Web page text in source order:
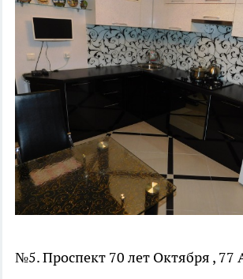
№5. Проспект 70 лет Октября , 77